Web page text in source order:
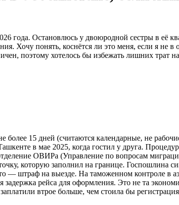
года. Остановлюсь у двоюродной сестры в её
Хочу понять, коснётся ли это меня, если я не
поэтому хотелось бы избежать лишних трат
более 15 дней (считаются календарные, не
в мае 2025, когда гостил у друга.
ОВИРа (Управление по вопросам
которую заполнил на границе. Госпошлина
— штраф на выезде. На таможенном контроле
рейса для оформления. Это не та
втрое больше, чем стоила бы